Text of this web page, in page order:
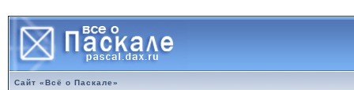
Сайт «Всё о Паскале»